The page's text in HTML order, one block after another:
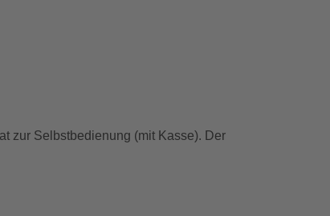
zur Selbstbedienung (mit Kasse). Der